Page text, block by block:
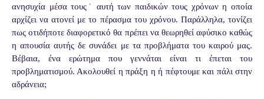
ανησυχία μέσα τους˙ αυτή των παιδικών τους χρόνων η οποία
αρχίζει να ατονεί με το πέρασμα του χρόνου. Παράλληλα, τονίζει
πως οτιδήποτε διαφορετικό θα πρέπει να θεωρηθεί αφύσικο καθώς
η απουσία αυτής δε συνάδει με τα προβλήματα του καιρού μας.
Βέβαια, ένα ερώτημα που γεννάται είναι τι έπεται του
προβληματισμού. Ακολουθεί η πράξη η ή πέφτουμε και πάλι στην
αδράνεια;